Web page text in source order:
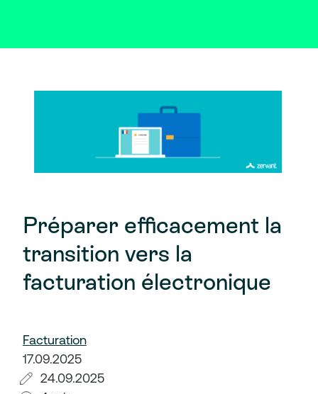
Préparer efficacement la
transition vers la
facturation électronique
Facturation
17.09.2025
24.09.2025